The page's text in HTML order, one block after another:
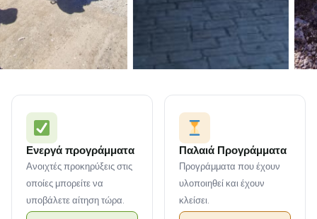
Ενεργά προγράμματα
Ανοιχτές προκηρύξεις στις
οποίες μπορείτε να
υποβάλετε αίτηση τώρα.
Παλαιά Προγράμματα
Προγράμματα που έχουν
υλοποιηθεί και έχουν
κλείσει.